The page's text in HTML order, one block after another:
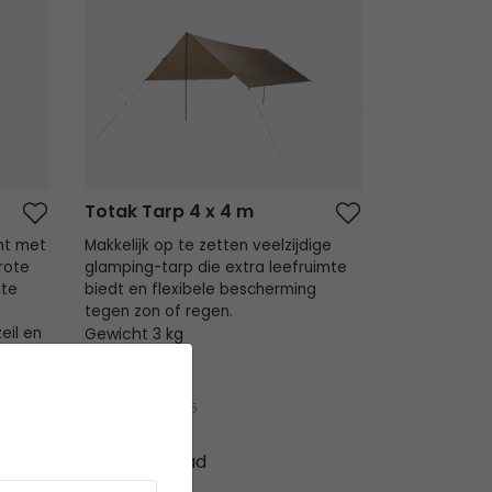
met
en
Totak Tarp 4 x 4 m
Makkelijk op te zetten veelzijdige
glamping-tarp die extra leefruimte
biedt en flexibele bescherming
tegen zon of regen.
Gewicht 3 kg
119,95
Op voorraad